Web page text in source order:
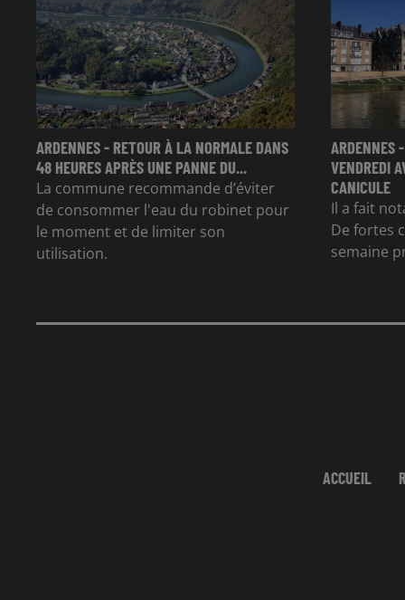
ARDENNES - RETOUR À LA NORMALE DANS
48 HEURES APRÈS UNE PANNE DU...
La commune recommande d’éviter
de consommer l'eau du robinet pour
le moment et de limiter son
utilisation.
ARDENNES
VENDREDI
CANICULE
Il a fait
De fortes
semaine
ACCUEIL